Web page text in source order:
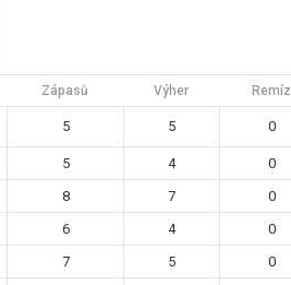
Zápasů Výher Remíz
5 5 0
5 4 0
8 7 0
6 4 0
7 5 0